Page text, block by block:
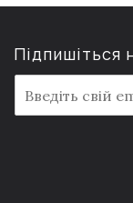
Підпишіться
m
a